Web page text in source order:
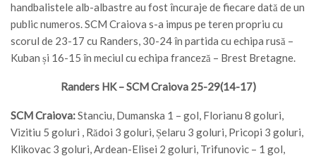
handbalistele alb-albastre au fost încuraje de fiecare dată de un
public numeros. SCM Craiova s-a impus pe teren propriu cu
scorul de 23-17 cu Randers, 30-24 în partida cu echipa rusă –
Kuban și 16-15 în meciul cu echipa franceză – Brest Bretagne.
Randers HK – SCM Craiova 25-29(14-17)
SCM Craiova:Stanciu, Dumanska 1 – gol, Florianu 8 goluri,
Vizitiu 5 goluri , Rădoi 3 goluri, Șelaru 3 goluri, Pricopi 3 goluri,
Klikovac 3 goluri, Ardean-Elisei 2 goluri, Trifunovic – 1 gol,